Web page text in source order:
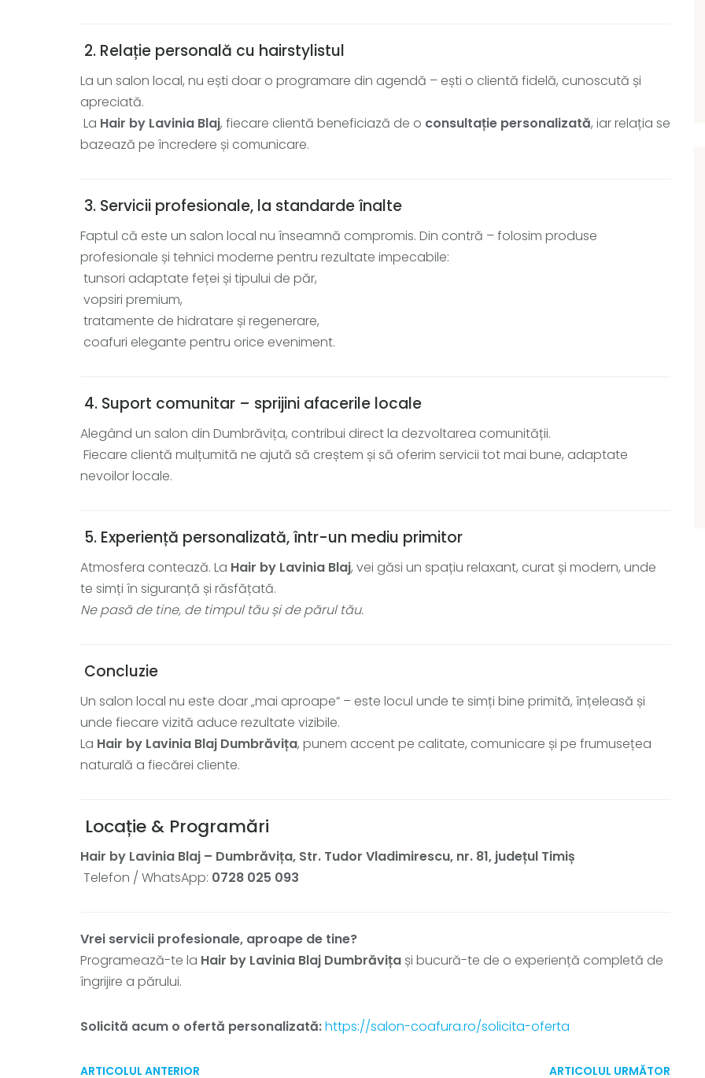
2. Relație personală cu hairstylistul
La un salon local, nu ești doar o programare din agendă – ești o clientă fidelă, cunoscută și
apreciată.
La Hair by Lavinia Blaj, fiecare clientă beneficiază de o consultație personalizată, iar relația se
bazează pe încredere și comunicare.
3. Servicii profesionale, la standarde înalte
Faptul că este un salon local nu înseamnă compromis. Din contră – folosim produse
profesionale și tehnici moderne pentru rezultate impecabile:
tunsori adaptate feței și tipului de păr,
vopsiri premium,
tratamente de hidratare și regenerare,
coafuri elegante pentru orice eveniment.
4. Suport comunitar – sprijini afacerile locale
Alegând un salon din Dumbrăvița, contribui direct la dezvoltarea comunității.
Fiecare clientă mulțumită ne ajută să creștem și să oferim servicii tot mai bune, adaptate
nevoilor locale.
5. Experiență personalizată, într-un mediu primitor
Atmosfera contează. La Hair by Lavinia Blaj, vei găsi un spațiu relaxant, curat și modern, unde
te simți în siguranță și răsfățată.
Ne pasă de tine, de timpul tău și de părul tău.
Concluzie
Un salon local nu este doar „mai aproape” – este locul unde te simți bine primită, înțeleasă și
unde fiecare vizită aduce rezultate vizibile.
La Hair by Lavinia Blaj Dumbrăvița, punem accent pe calitate, comunicare și pe frumusețea
naturală a fiecărei cliente.
Locație & Programări
Hair by Lavinia Blaj – Dumbrăvița, Str. Tudor Vladimirescu, nr. 81, județul Timiș
Telefon / WhatsApp: 0728 025 093
Vrei servicii profesionale, aproape de tine?
Programează-te la Hair by Lavinia Blaj Dumbrăvița și bucură-te de o experiență completă de
îngrijire a părului.
Solicită acum o ofertă personalizată:https://salon-coafura.ro/solicita-oferta
ARTICOLUL ANTERIOR ARTICOLUL URMĂTOR